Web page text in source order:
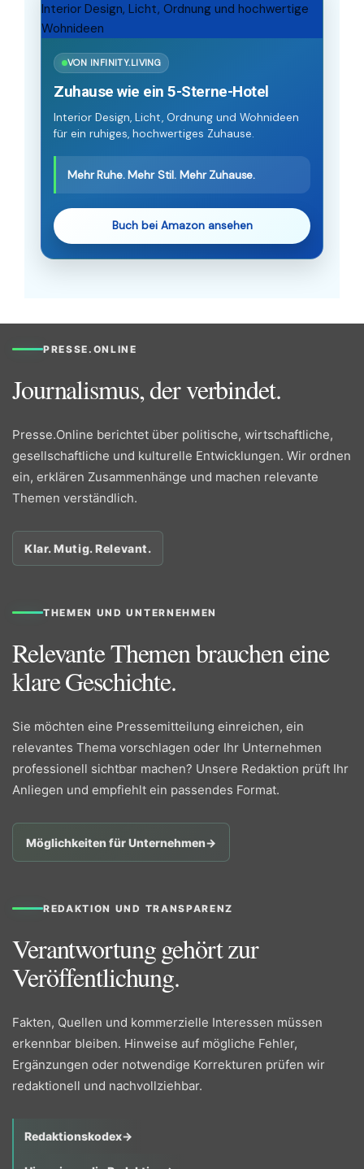
VON INFINITY.LIVING
Zuhause wie ein 5-Sterne-Hotel
Interior Design, Licht, Ordnung und Wohnideen
für ein ruhiges, hochwertiges Zuhause.
Mehr Ruhe. Mehr Stil. Mehr Zuhause.
Buch bei Amazon ansehen
PRESSE.ONLINE
Journalismus, der verbindet.
Presse.Online berichtet über politische, wirtschaftliche,
gesellschaftliche und kulturelle Entwicklungen. Wir ordnen
ein, erklären Zusammenhänge und machen relevante
Themen verständlich.
Klar. Mutig. Relevant.
THEMEN UND UNTERNEHMEN
Relevante Themen brauchen eine
klare Geschichte.
Sie möchten eine Pressemitteilung einreichen, ein
relevantes Thema vorschlagen oder Ihr Unternehmen
professionell sichtbar machen? Unsere Redaktion prüft Ihr
Anliegen und empfiehlt ein passendes Format.
Möglichkeiten für Unternehmen→
REDAKTION UND TRANSPARENZ
Verantwortung gehört zur
Veröffentlichung.
Fakten, Quellen und kommerzielle Interessen müssen
erkennbar bleiben. Hinweise auf mögliche Fehler,
Ergänzungen oder notwendige Korrekturen prüfen wir
redaktionell und nachvollziehbar.
Redaktionskodex→